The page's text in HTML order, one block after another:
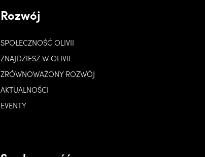
Rozwój
SPOŁECZNOŚĆ OLIVII
ZNAJDZIESZ W OLIVII
ZRÓWNOWAŻONY ROZWÓJ
AKTUALNOŚCI
EVENTY